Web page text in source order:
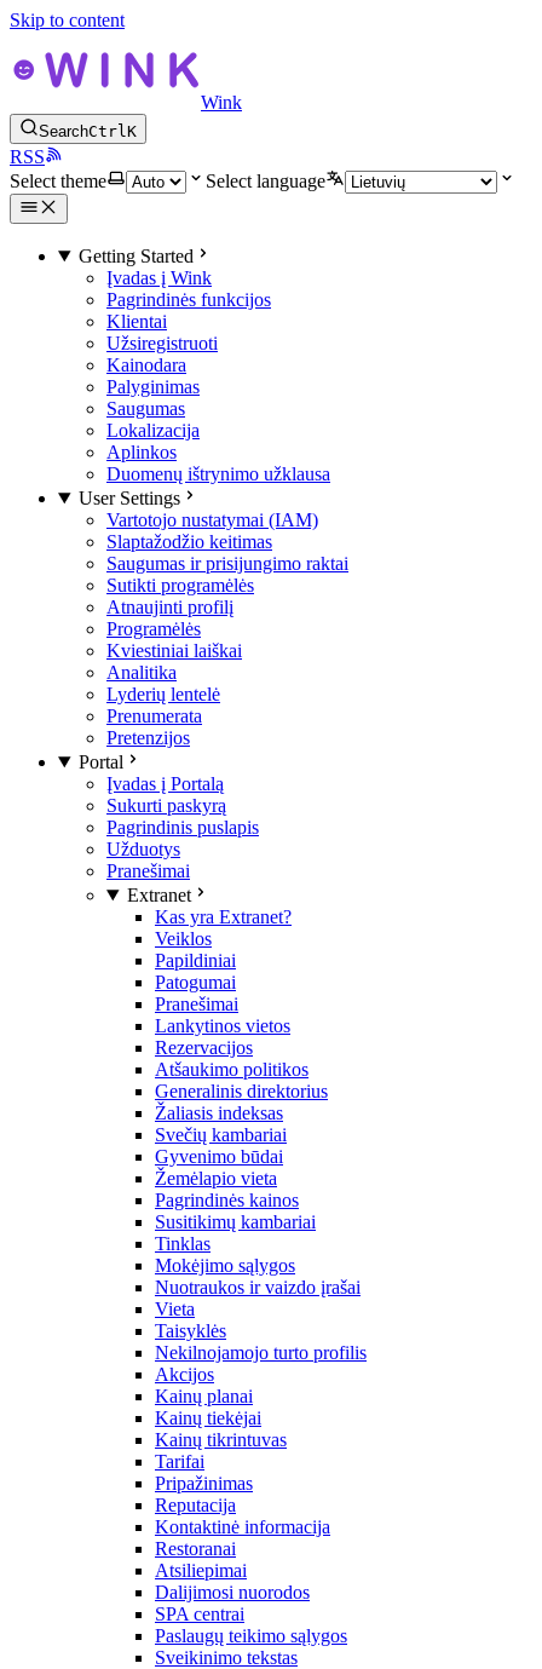
Skip to content
Wink
SearchCtrlK
RSS
Select theme
Select language
Getting Started
Įvadas į Wink
Pagrindinės funkcijos
Klientai
Užsiregistruoti
Kainodara
Palyginimas
Saugumas
Lokalizacija
Aplinkos
Duomenų ištrynimo užklausa
User Settings
Vartotojo nustatymai (IAM)
Slaptažodžio keitimas
Saugumas ir prisijungimo raktai
Sutikti programėlės
Atnaujinti profilį
Programėlės
Kviestiniai laiškai
Analitika
Lyderių lentelė
Prenumerata
Pretenzijos
Portal
Įvadas į Portalą
Sukurti paskyrą
Pagrindinis puslapis
Užduotys
Pranešimai
Extranet
Kas yra Extranet?
Veiklos
Papildiniai
Patogumai
Pranešimai
Lankytinos vietos
Rezervacijos
Atšaukimo politikos
Generalinis direktorius
Žaliasis indeksas
Svečių kambariai
Gyvenimo būdai
Žemėlapio vieta
Pagrindinės kainos
Susitikimų kambariai
Tinklas
Mokėjimo sąlygos
Nuotraukos ir vaizdo įrašai
Vieta
Taisyklės
Nekilnojamojo turto profilis
Akcijos
Kainų planai
Kainų tiekėjai
Kainų tikrintuvas
Tarifai
Pripažinimas
Reputacija
Kontaktinė informacija
Restoranai
Atsiliepimai
Dalijimosi nuorodos
SPA centrai
Paslaugų teikimo sąlygos
Sveikinimo tekstas